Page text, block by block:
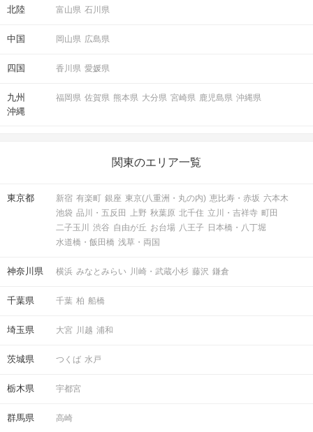
北陸 富山県 石川県
中国 岡山県 広島県
四国 香川県 愛媛県
九州
沖縄
福岡県 佐賀県 熊本県 大分県 宮崎県 鹿児島県 沖縄県
関東のエリア一覧
東京都 新宿 有楽町 銀座 東京(八重洲・丸の内) 恵比寿・赤坂 六本木
池袋 品川・五反田 上野 秋葉原 北千住 立川・吉祥寺 町田
二子玉川
渋谷 自由が丘 お台場 八王子 日本橋・八丁堀
水道橋・飯田橋 浅草・両国
神奈川県 横浜 みなとみらい 川崎・武蔵小杉 藤沢 鎌倉
千葉県 千葉 柏 船橋
埼玉県 大宮 川越 浦和
茨城県 つくば 水戸
栃木県 宇都宮
群馬県 高崎